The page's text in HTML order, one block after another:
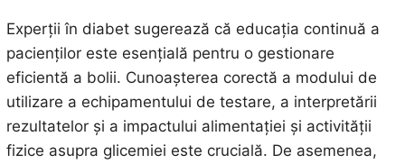
Experții în diabet sugerează că educația continuă a
pacienților este esențială pentru o gestionare
eficientă a bolii. Cunoașterea corectă a modului de
utilizare a echipamentului de testare, a interpretării
rezultatelor și a impactului alimentației și activității
fizice asupra glicemiei este crucială. De asemenea,